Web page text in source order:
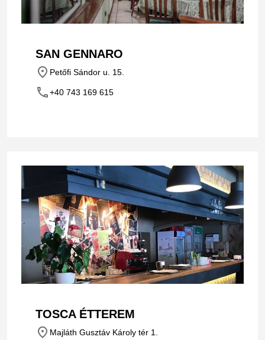
SAN GENNARO
place Petőfi Sándor u. 15.
phone+40 743 169 615
TOSCA ÉTTEREM
place Majláth Gusztáv Károly tér 1.